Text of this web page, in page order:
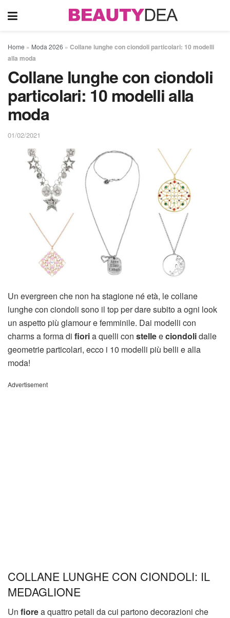
Home » Moda 2026 » Collane lunghe con ciondoli particolari: 10 modelli
alla moda
Collane lunghe con ciondoli
particolari: 10 modelli alla
moda
01/02/2021
Un evergreen che non ha stagione né età, le collane
lunghe con ciondoli sono il top per dare subito a ogni look
un aspetto più glamour e femminile. Dai modelli con
charms a forma di fioria quelli con stelleeciondolidalle
geometrie particolari, ecco i 10 modelli più belli e alla
moda!
Advertisement
COLLANE LUNGHE CON CIONDOLI: IL
MEDAGLIONE
Un fiorea quattro petali da cui partono decorazioni che